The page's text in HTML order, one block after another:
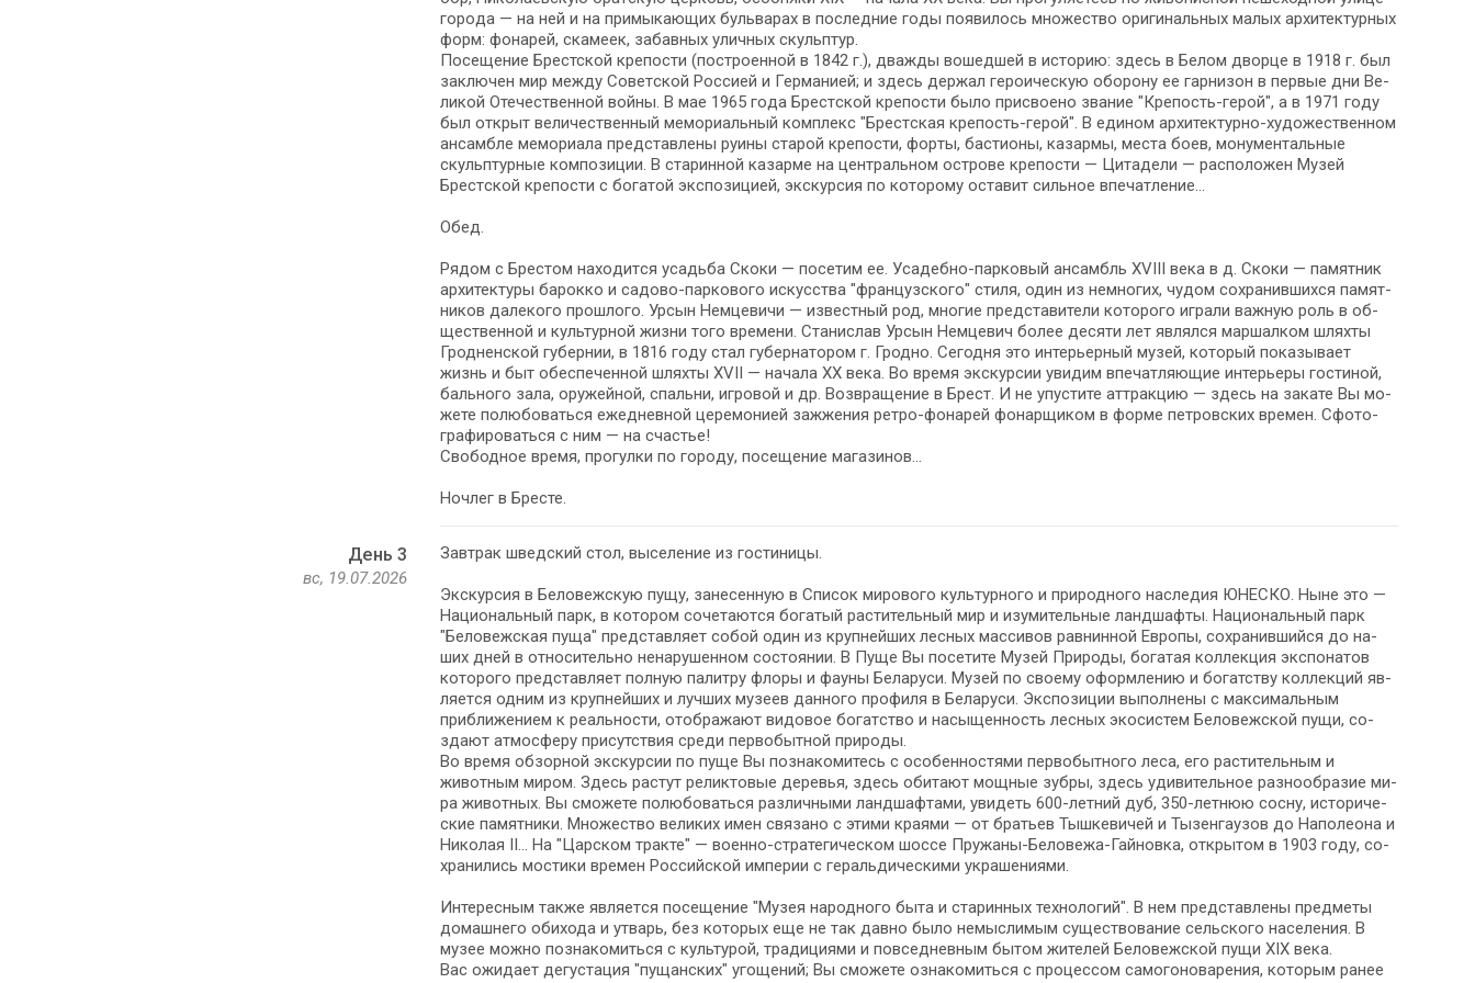
го­ро­да — на ней и на примыкающих бульварах в по­след­ние го­ды появилось мно­же­ство ори­ги­наль­ных ма­лых ар­хи­тек­тур­ных
форм: фонарей, ска­ме­ек, забавных улич­ных скульп­тур.
По­се­ще­ние Брестской крепости (по­стро­ен­ной в 1842 г.), два­жды во­шед­шей в ис­то­рию: здесь в Бе­лом двор­це в 1918 г. был
за­клю­чен мир меж­ду Со­вет­ской Рос­си­ей и Гер­ма­ни­ей; и здесь дер­жал ге­ро­и­че­скую обо­ро­ну ее гар­ни­зон в пер­вые дни Ве­
ли­кой Оте­че­ствен­ной вой­ны. В мае 1965 го­да Брест­ской кре­по­сти бы­ло присвоено звание "Крепость-герой", а в 1971 го­ду
был от­крыт величественный мемориальный ком­плекс "Брест­ская крепость-герой". В еди­ном архитектурно-художественном
ан­сам­бле ме­мо­ри­а­ла пред­став­ле­ны ру­и­ны ста­рой кре­по­сти, фор­ты, ба­сти­о­ны, ка­зар­мы, ме­ста боев, мо­ну­мен­таль­ные
скульп­тур­ные ком­по­зи­ции. В ста­рин­ной ка­зар­ме на цен­траль­ном ост­ро­ве кре­по­сти — Ци­та­де­ли — рас­по­ло­жен Музей
Брест­ской кре­по­сти с бо­га­той экс­по­зи­ци­ей, экскурсия по ко­то­ро­му оста­вит сильное впе­чат­ле­ние…
Обед.
Рядом с Брестом на­хо­дит­ся усадь­ба Скоки — по­се­тим ее. Усадебно-парковый ан­самбль XVIII ве­ка в д. Скоки — па­мят­ник
ар­хи­тек­ту­ры ба­рок­ко и садово-паркового ис­кус­ства "французского" сти­ля, один из не­мно­гих, чу­дом со­хра­нив­ших­ся па­мят­
ни­ков да­ле­ко­го про­шло­го. Урсын Немцевичи — из­вест­ный род, мно­гие пред­ста­ви­те­ли ко­то­ро­го играли важ­ную роль в об­
ще­ствен­ной и культурной жиз­ни то­го вре­ме­ни. Станислав Урсын Немцевич бо­лее де­ся­ти лет яв­лял­ся маршалком шлях­ты
Гродненской губернии, в 1816 го­ду стал гу­бер­на­то­ром г. Грод­но. Сегодня это интерьерный му­зей, ко­то­рый показывает
жизнь и быт обеспеченной шлях­ты XVII — на­ча­ла XX ве­ка. Во вре­мя экскурсии увидим впе­чат­ля­ю­щие ин­те­рье­ры гостиной,
бального за­ла, ору­жей­ной, спальни, игровой и др. Воз­вра­ще­ние в Брест. И не упустите аттракцию — здесь на за­ка­те Вы мо­
же­те по­лю­бо­вать­ся еже­днев­ной це­ре­мо­ни­ей за­жже­ния ретро-фонарей фо­нар­щи­ком в фор­ме пет­ров­ских вре­мен. Сфо­то­
гра­фи­ро­вать­ся с ним — на сча­стье!
Сво­бод­ное вре­мя, про­гул­ки по го­ро­ду, посещение ма­га­зи­нов…
Ноч­лег в Бре­сте.
День 3
вс, 19.07.2026
Зав­трак швед­ский стол, вы­се­ле­ние из го­сти­ни­цы.
Экс­кур­сия в Беловежскую пущу, за­не­сен­ную в Спи­сок ми­ро­во­го куль­тур­но­го и при­род­но­го на­сле­дия ЮНЕСКО. Ныне это —
На­ци­о­наль­ный парк, в ко­то­ром со­че­та­ют­ся бо­га­тый рас­ти­тель­ный мир и изу­ми­тель­ные ланд­шаф­ты. На­ци­о­наль­ный парк
"Бе­ло­веж­ская пу­ща" пред­став­ля­ет со­бой один из круп­ней­ших лесных массивов равнинной Ев­ро­пы, со­хра­нив­ший­ся до на­
ших дней в от­но­си­тель­но ненарушенном состоянии. В Пу­ще Вы по­се­ти­те Музей Природы, бо­га­тая кол­лек­ция экс­по­на­тов
ко­то­ро­го пред­став­ля­ет пол­ную па­лит­ру фло­ры и фа­у­ны Бе­ла­ру­си. Музей по сво­е­му оформлению и богатству кол­лек­ций яв­
ля­ет­ся од­ним из круп­ней­ших и луч­ших му­зеев данного профиля в Бе­ла­ру­си. Экспозиции выполнены с максимальным
приближением к реальности, отображают видовое бо­гат­ство и насыщенность лесных экосистем Бе­ло­веж­ской пу­щи, со­
зда­ют ат­мо­сфе­ру присутствия сре­ди первобытной при­ро­ды.
Во вре­мя обзорной экскурсии по пуще Вы по­зна­ко­ми­тесь с осо­бен­но­стя­ми пер­во­быт­но­го ле­са, его растительным и
животным ми­ром. Здесь растут реликтовые де­ре­вья, здесь оби­та­ют мощ­ные зуб­ры, здесь уди­ви­тель­ное раз­но­об­ра­зие ми­
ра жи­вот­ных. Вы смо­же­те по­лю­бо­вать­ся различными ланд­шаф­та­ми, уви­деть 600-летний дуб, 350-летнюю сосну, ис­то­ри­че­
ские па­мят­ни­ки. Множество ве­ли­ких имен свя­за­но с эти­ми кра­я­ми — от бра­тьев Тыш­ке­ви­чей и Ты­зен­гау­зов до На­по­лео­на и
Ни­ко­лая II… На "Царском трак­те" — военно-стратегическом шос­се Пружаны-Беловежа-Гайновка, открытом в 1903 го­ду, со­
хра­ни­лись мо­сти­ки вре­мен Рос­сий­ской им­пе­рии с геральдическими украшениями.
Интересным так­же яв­ля­ет­ся посещение "Музея народного быта и старинных технологий". В нем пред­став­ле­ны пред­ме­ты
до­маш­не­го обихода и утварь, без ко­то­рых еще не так давно бы­ло немыслимым существование сельского на­се­ле­ния. В
музее мож­но по­зна­ко­мить­ся с культурой, тра­ди­ци­я­ми и повседневным бы­том жи­те­лей Бе­ло­веж­ской пу­щи XIX ве­ка.
Вас ожи­да­ет дегустация "пущанских" угощений; Вы смо­же­те озна­ко­мить­ся с процессом самогоноварения, ко­то­рым ранее